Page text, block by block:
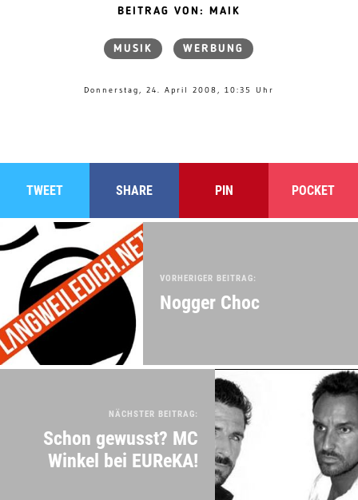
BEITRAG VON: MAIK
MUSIK WERBUNG
Donnerstag, 24. April 2008, 10:35 Uhr
TWEET SHARE PIN POCKET
VORHERIGER BEITRAG:
Nogger Choc
NÄCHSTER BEITRAG:
Schon gewusst? MC
Winkel bei EUReKA!